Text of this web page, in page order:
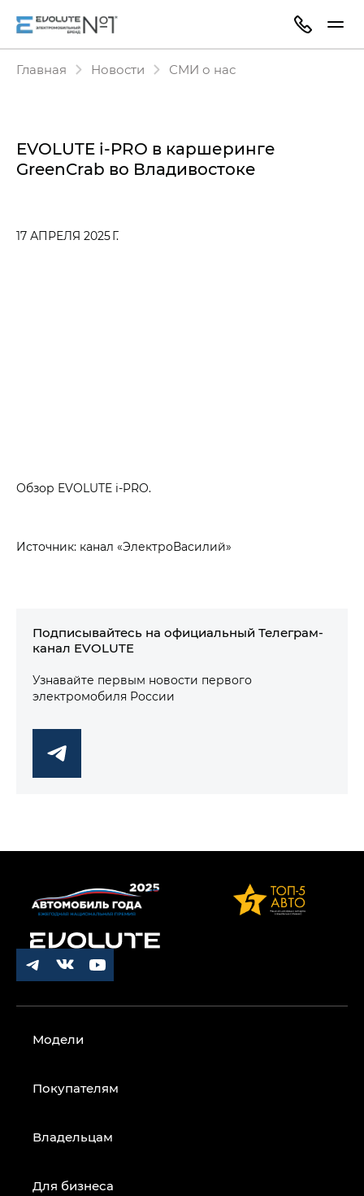
Главная Новости СМИ о нас
EVOLUTE i‑PRO в каршеринге
GreenCrab во Владивостоке
17 АПРЕЛЯ 2025 Г.
Обзор EVOLUTE i‑PRO.
Источник: канал «ЭлектроВасилий»
Подписывайтесь на официальный Телеграм-
канал EVOLUTE
Узнавайте первым новости первого
электромобиля России
Модели
Покупателям
Владельцам
Для бизнеса